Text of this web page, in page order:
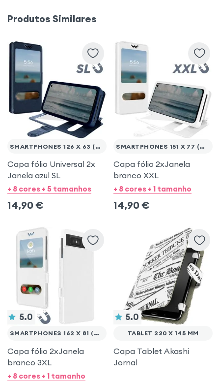
Produtos Similares
SMARTPHONES 126 X 63 (MAX.)
Capa fólio Universal 2x
Janela azul SL
+ 8 cores + 5 tamanhos
14,90 €
SMARTPHONES 151 X 77 (MAX.)
Capa fólio 2xJanela
branco XXL
+ 8 cores + 1 tamanho
14,90 €
5.0
SMARTPHONES 162 X 81 (MAX.)
Capa fólio 2xJanela
branco 3XL
+ 8 cores + 1 tamanho
5.0
TABLET 220 X 145 MM
Capa Tablet Akashi
Jornal